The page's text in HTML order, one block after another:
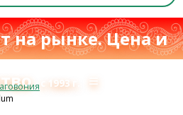
на рынке. Цена и
с 1993 г. ≡